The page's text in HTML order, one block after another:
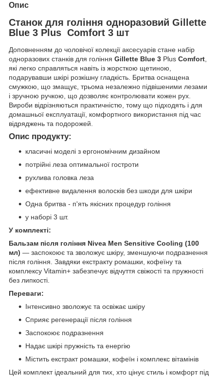
Опис
Станок для гоління одноразовий Gillette
Blue 3 Plus Comfort 3 шт
Доповненням до чоловічої колекції аксесуарів стане набір
одноразових станків для гоління Gillette Blue 3 Plus Comfort,
які легко справляться навіть із жорсткою щетиною,
подарувавши шкірі розкішну гладкість. Бритва оснащена
смужкою, що змащує, трьома незалежно підвішеними лезами
і зручною ручкою, що дозволяє контролювати кожен рух.
Вироби відрізняються практичністю, тому що підходять і для
домашньої експлуатації, комфортного використання під час
відряджень та подорожей.
Опис продукту:
класичні моделі з ергономічним дизайном
потрійні леза оптимальної гостроти
рухлива головка леза
ефективне видалення волосків без шкоди для шкіри
Одна бритва - п'ять якісних процедур гоління
у наборі 3 шт.
У комплекті:
Бальзам після гоління Nivea Men Sensitive Cooling (100
мл) — заспокоює та зволожує шкіру, зменшуючи подразнення
після гоління. Завдяки екстракту ромашки, кофеїну та
комплексу Vitamin+ забезпечує відчуття свіжості та пружності
без липкості.
Переваги:
Інтенсивно зволожує та освіжає шкіру
Сприяє регенерації після гоління
Заспокоює подразнення
Надає шкірі пружність та енергію
Містить екстракт ромашки, кофеїн і комплекс вітамінів
Цей комплект ідеальний для тих, хто цінує стиль і комфорт під